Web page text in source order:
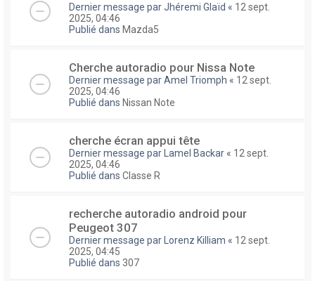
Dernier message parJhéremi Glaïd « 12 sept.
2025, 04:46
Publié dans Mazda5
Cherche autoradio pour Nissa Note
Dernier message parAmel Triomph « 12 sept.
2025, 04:46
Publié dans Nissan Note
cherche écran appui tête
Dernier message par Lamel Backar « 12 sept.
2025, 04:46
Publié dans Classe R
recherche autoradio android pour
Peugeot 307
Dernier message par Lorenz Killiam « 12 sept.
2025, 04:45
Publié dans 307